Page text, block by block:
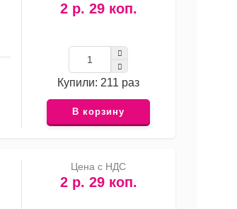
2 р. 29 коп.
Купили: 211 раз
В корзину
Цена с НДС
2 р. 29 коп.